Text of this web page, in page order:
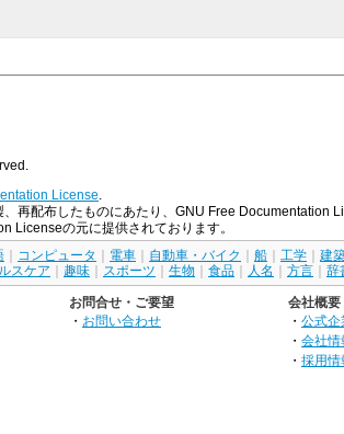
License.
、再配布したものにあたり、GNU Free Documentation
Licenseの元に提供されております。
コンピュータ 電車 自動車・バイク 船 工学 建
スケア 趣味 スポーツ 生物 食品 人名 方言 辞
お問合せ・ご要望
・ お問い合わせ
会社概要
・ 公式企
・ 会社情
・ 採用情